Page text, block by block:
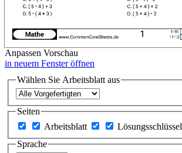
Anpassen Vorschau
in neuem Fenster öffnen
Wählen Sie Arbeitsblatt aus
Seiten
Arbeitsblatt
Lösungsschlüssel
Sprache